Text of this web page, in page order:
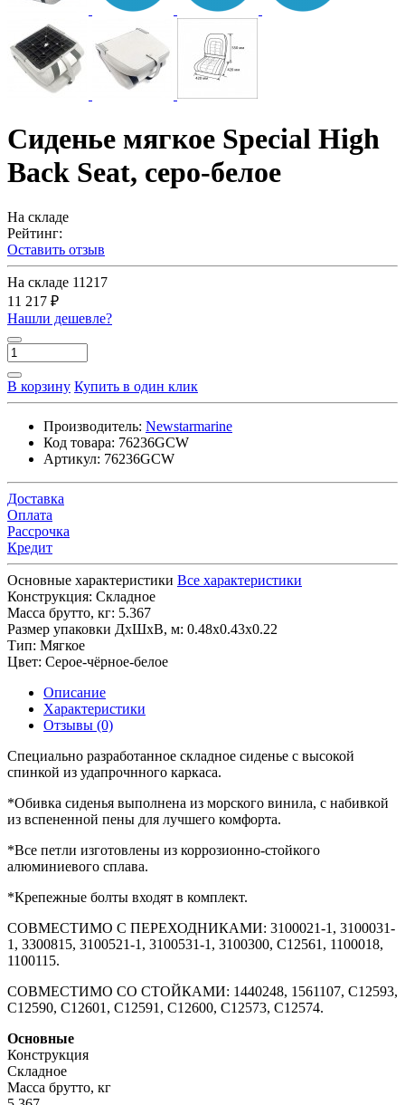
Сиденье мягкое Special High
Back Seat, серо-белое
На складе
Рейтинг:
Оставить отзыв
На складе 11217
11 217 ₽
Нашли дешевле?
В корзину Купить в один клик
Производитель: Newstarmarine
Код товара: 76236GCW
Артикул: 76236GCW
Доставка
Оплата
Рассрочка
Кредит
Основные характеристики Все характеристики
Конструкция: Складное
Масса брутто, кг: 5.367
Размер упаковки ДхШхВ, м: 0.48x0.43x0.22
Тип: Мягкое
Цвет: Серое-чёрное-белое
Описание
Характеристики
Отзывы (0)
Специально разработанное складное сиденье с высокой
спинкой из удапрочнного каркаса.
*Обивка сиденья выполнена из морского винила, с набивкой
из вспененной пены для лучшего комфорта.
*Все петли изготовлены из коррозионно-стойкого
алюминиевого сплава.
*Крепежные болты входят в комплект.
СОВМЕСТИМО С ПЕРЕХОДНИКАМИ: 3100021-1, 3100031-
1, 3300815, 3100521-1, 3100531-1, 3100300, C12561, 1100018,
1100115.
СОВМЕСТИМО СО СТОЙКАМИ: 1440248, 1561107, C12593,
C12590, C12601, C12591, C12600, C12573, C12574.
Основные
Конструкция
Складное
Масса брутто, кг